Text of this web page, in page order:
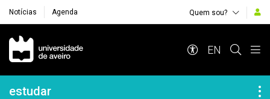
Notícias Agenda Quem sou?
Navegação Principal
EN
Navegação Lateral
estudar